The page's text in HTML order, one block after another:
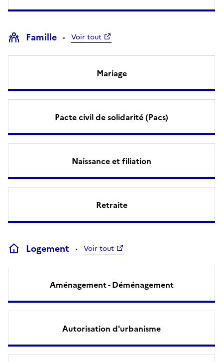
Famille Voir tout
Mariage
Pacte civil de solidarité (Pacs)
Naissance et filiation
Retraite
Logement Voir tout
Aménagement - Déménagement
Autorisation d'urbanisme